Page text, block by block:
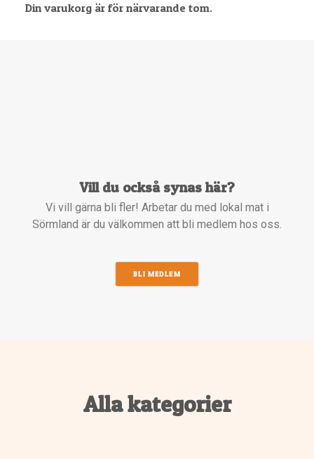
Din varukorg är för närvarande tom.
Vill du också synas här?
Vi vill gärna bli fler! Arbetar du med lokal mat i
Sörmland är du välkommen att bli medlem hos oss.
BLI MEDLEM
Alla kategorier